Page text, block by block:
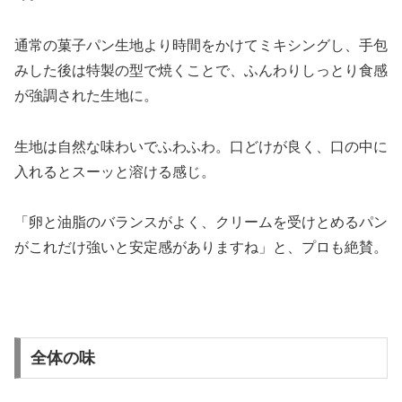
通常の菓子パン生地より時間をかけてミキシングし、手包
みした後は特製の型で焼くことで、ふんわりしっとり食感
が強調された生地に。
生地は自然な味わいでふわふわ。口どけが良く、口の中に
入れるとスーッと溶ける感じ。
「卵と油脂のバランスがよく、クリームを受けとめるパン
がこれだけ強いと安定感がありますね」と、プロも絶賛。
全体の味